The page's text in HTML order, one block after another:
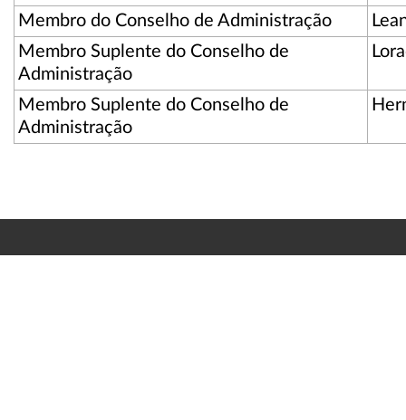
Membro do Conselho de Administração
Membro Suplente do Conselho de
Administração
Membro Suplente do Conselho de
Administração